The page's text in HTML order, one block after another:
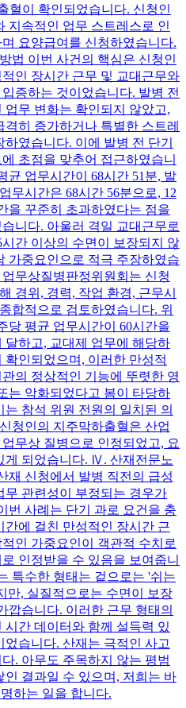
혈이 확인되었습니다. 신청인
지속적인 업무 스트레스로 인
요양급여를 신청하였습니다.
법 이번 사건의 핵심은 신청인
인 장시간 근무 및 교대근무와
증하는 것이었습니다. 발병 전
업무 변화는 확인되지 않았고,
히 증가하거나 특별한 스트레
였습니다. 이에 발병 전 단기
초점을 맞추어 접근하였습니
균 업무시간이 68시간 51분, 발
무시간은 68시간 56분으로, 12
을 꾸준히 초과하였다는 점을
니다. 아울러 격일 교대근무로
간 이상의 수면이 보장되지 않
가중요인으로 적극 주장하였습
무상질병판정위원회는 신청
경위, 경력, 작업 환경, 근무시
합적으로 검토하였습니다. 위
당 평균 업무시간이 60시간을
달하고, 교대제 업무에 해당하
확인되었으며, 이러한 만성적
의 정상적인 기능에 뚜렷한 영
는 악화되었다고 봄이 타당하
참석 위원 전원의 일치된 의
청인의 지주막하출혈은 산업
무상 질병으로 인정되었고, 요
게 되었습니다. Ⅳ. 산재전문노
재 신청에서 발병 직전의 급성
무 관련성이 부정되는 경우가
번 사례는 단기 과로 요건을 충
간에 걸친 만성적인 장시간 근
인 가중요인이 객관적 수치로
인정받을 수 있음을 보여줍니
특수한 형태는 겉으로는 '쉬는
만, 실질적으로는 수면이 보장
깝습니다. 이러한 근무 형태의
간 데이터와 함께 설득력 있
습니다. 산재는 극적인 사고
. 아무도 주목하지 않는 평범
인 결과일 수 있으며, 저희는 바
하는 일을 합니다.